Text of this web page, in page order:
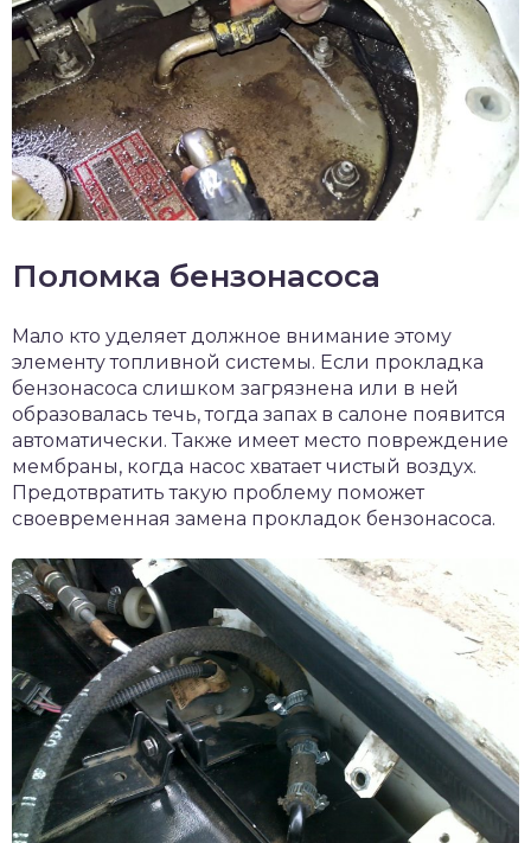
Поломка бензонасоса
Мало кто уделяет должное внимание этому
элементу топливной системы. Если прокладка
бензонасоса слишком загрязнена или в ней
образовалась течь, тогда запах в салоне появится
автоматически. Также имеет место повреждение
мембраны, когда насос хватает чистый воздух.
Предотвратить такую проблему поможет
своевременная замена прокладок бензонасоса.